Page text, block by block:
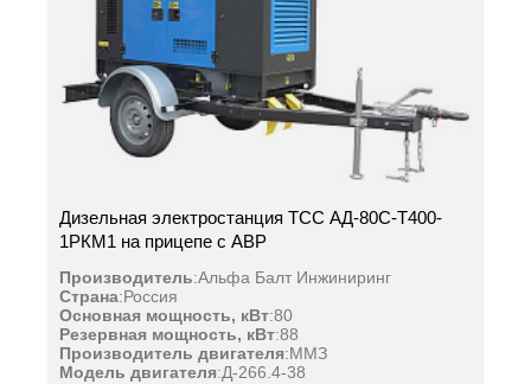
Дизельная электростанция ТСС АД-80С-Т400-
1РКМ1 на прицепе с АВР
Производитель:Альфа Балт Инжиниринг
Страна:Россия
Основная мощность, кВт:80
Резервная мощность, кВт:88
Производитель двигателя:ММЗ
Модель двигателя:Д-266.4-38